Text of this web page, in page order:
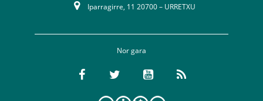
Iparragirre, 11 20700 – URRETXU
Nor gara